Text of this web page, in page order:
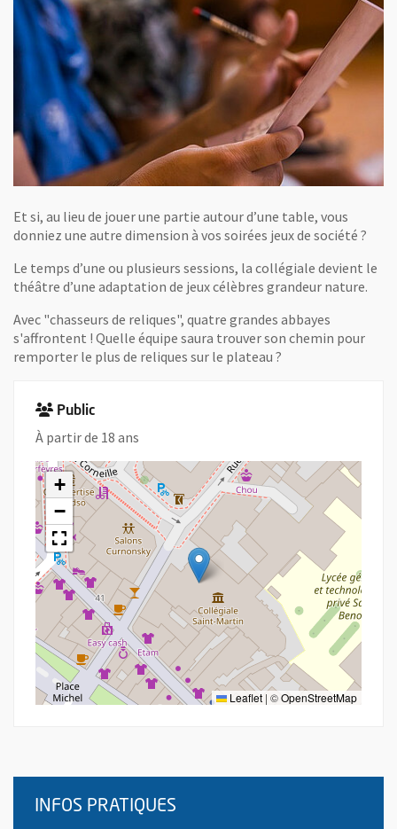
Et si, au lieu de jouer une partie autour d’une table, vous
donniez une autre dimension à vos soirées jeux de société ?
Le temps d’une ou plusieurs sessions, la collégiale devient le
théâtre d’une adaptation de jeux célèbres grandeur nature.
Avec "chasseurs de reliques", quatre grandes abbayes
s'affrontent ! Quelle équipe saura trouver son chemin pour
remporter le plus de reliques sur le plateau ?
Public
À partir de 18 ans
+
−
Leaflet | ©OpenStreetMap
INFOS PRATIQUES